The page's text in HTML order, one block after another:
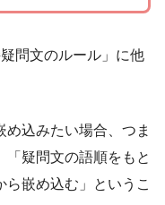
問文のルール」に他
込みたい場合、つま
「疑問文の語順をもと
嵌め込む」というこ